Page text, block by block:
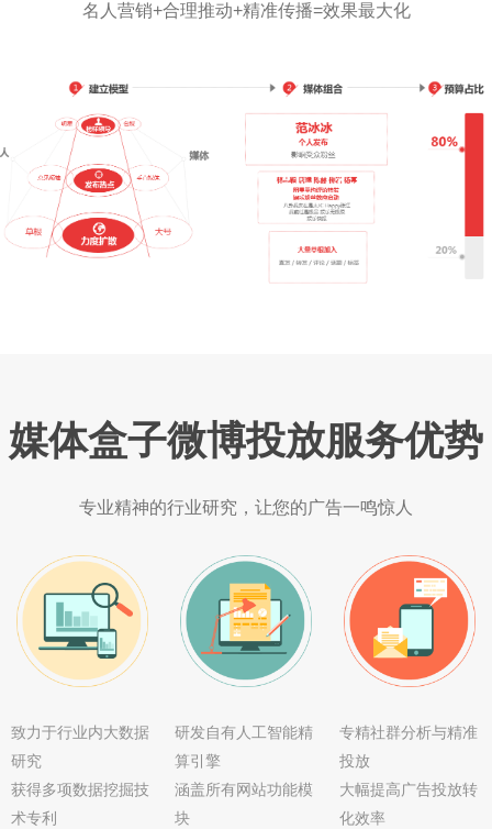
名人营销+合理推动+精准传播=效果最大化
媒体盒子微博投放服务优势
专业精神的行业研究，让您的广告一鸣惊人
致力于行业内大数据
研究
获得多项数据挖掘技
术专利
研发自有人工智能精
算引擎
涵盖所有网站功能模
块
专精社群分析与精准
投放
大幅提高广告投放转
化效率